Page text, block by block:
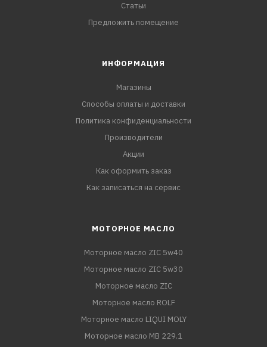
Статьи
Предложить помещение
ИНФОРМАЦИЯ
Магазины
Способы оплаты и доставки
Политика конфиденциальности
Производители
Акции
Как оформить заказ
Как записаться на сервис
МОТОРНОЕ МАСЛО
Моторное масло ZIC 5w40
Моторное масло ZIC 5w30
Моторное масло ZIC
Моторное масло ROLF
Моторное масло LIQUI MOLY
Моторное масло MB 229.1